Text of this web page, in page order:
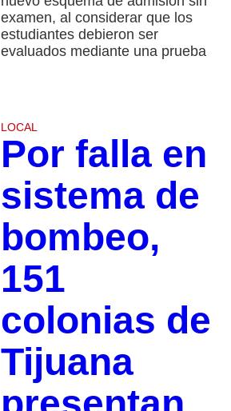
examen, al considerar que los
estudiantes debieron ser
evaluados mediante una prueba
LOCAL
Por falla en
sistema de
bombeo,
151
colonias de
Tijuana